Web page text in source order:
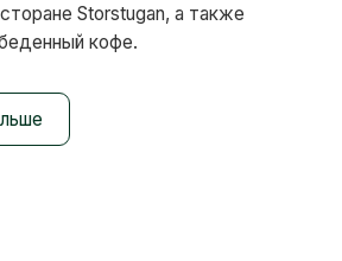
Storstugan, а также
кофе.